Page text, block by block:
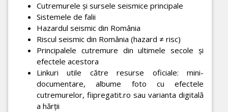
Cutremurele și sursele seismice principale
Sistemele de falii
Hazardul seismic din România
Riscul seismic din România (hazard ≠ risc)
Principalele cutremure din ultimele secole și
efectele acestora
Linkuri utile către resurse oficiale: mini-
documentare, albume foto cu efectele
cutremurelor, fiipregatit.ro sau varianta digitală
a hărții